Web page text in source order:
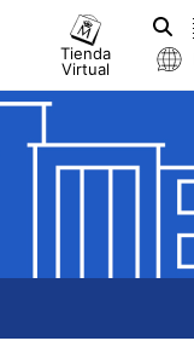
Tienda
Virtual